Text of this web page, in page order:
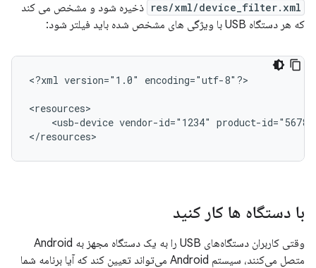
res/xml/device_filter.xml ذخیره شود و مشخص می کند
که هر دستگاه USB با ویژگی های مشخص شده باید فیلتر شود:
<?xml version="1.0" encoding="utf-8"?>
<usb-device vendor-id="1234" product-id="5678"
</resources>
با دستگاه ها کار کنید
وقتی کاربران دستگاه‌های USB را به یک دستگاه مجهز به Android
متصل می‌کنند، سیستم Android می‌تواند تعیین کند که آیا برنامه شما